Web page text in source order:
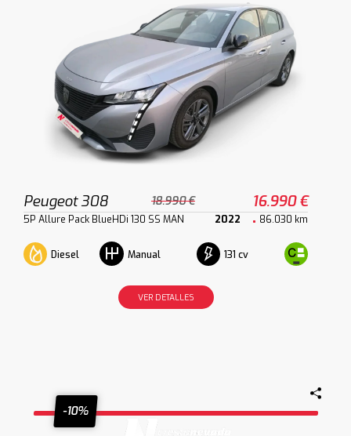
Peugeot 308 18.990 € 16.990 €
5P Allure Pack BlueHDi 130 SS MAN 2022 86.030 km
Diesel Manual 131 cv
VER DETALLES
-10%